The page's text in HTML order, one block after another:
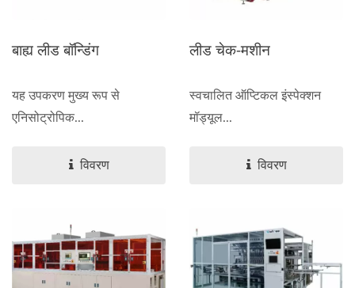
बाह्य लीड बॉन्डिंग
यह उपकरण मुख्य रूप से
एनिसोट्रोपिक...
विवरण
लीड चेक-मशीन
स्वचालित ऑप्टिकल इंस्पेक्शन
मॉड्यूल...
विवरण